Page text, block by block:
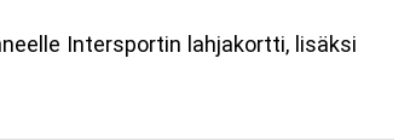
Intersportin lahjakortti, lisäksi